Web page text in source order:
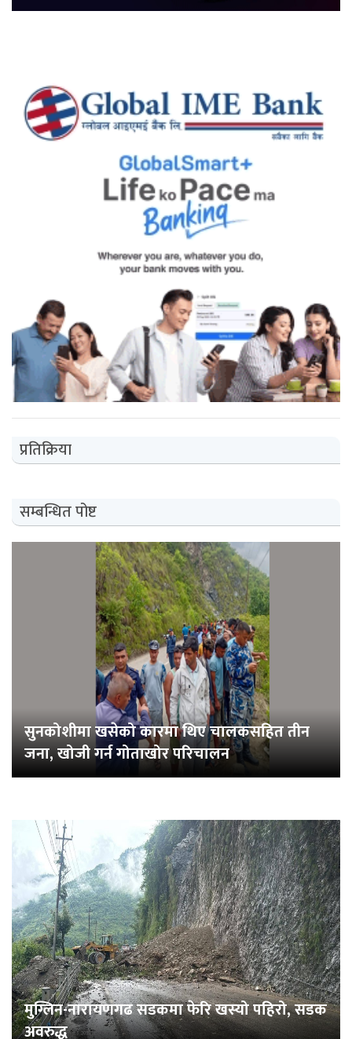
प्रतिक्रिया
सम्बन्धित पोष्ट
सुनकोशीमा खसेको कारमा थिए चालकसहित तीन
जना, खोजी गर्न गोताखोर परिचालन
मुग्लिन-नारायणगढ सडकमा फेरि खस्यो पहिरो, सडक
अवरुद्ध